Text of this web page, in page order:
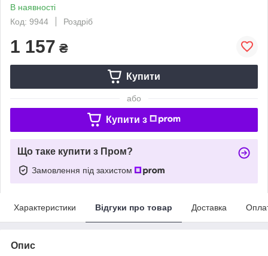
В наявності
Код: 9944
Роздріб
1 157 ₴
Купити
або
Купити з
Що таке купити з Пром?
Замовлення під захистом
Характеристики Відгуки про товар Доставка
Опис